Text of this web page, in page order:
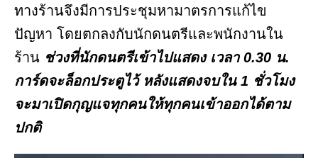
ทางร้านจึงมีการประชุมหามาตรการแก้ไข
ปัญหา โดยตกลงกับนักดนตรีและพนักงานใน
ร้าน ช่วงที่นักดนตรีเข้าไปแสดง เวลา 0.30 น.
การ์ดจะล็อกประตูไว้ หลังแสดงจบใน 1 ชั่วโมง
จะมาเปิดกุญแจทุกคนให้ทุกคนเข้าออกได้ตาม
ปกติ